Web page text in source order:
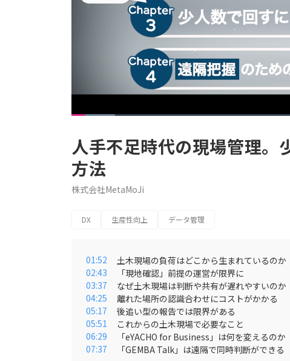
Time
Loaded:
人手不足時代の現場管理。
方法
株式会社MetaMoJi
DX 生産性向上 データ管理
01:52
土木現場の負荷はどこから生まれているのか
02:43
「現地確認」前提の運営が限界に
03:37
なぜ土木現場は判断や共有が遅れやすいのか
04:25
離れた場所の認識合わせにコストがかかる
05:17
後追い型の報告では限界がある
05:51
これからの土木現場で必要なこと
06:29
「eYACHO for Business」は何を変えるのか
07:37
「GEMBA Talk」は遠隔で同時判断ができる